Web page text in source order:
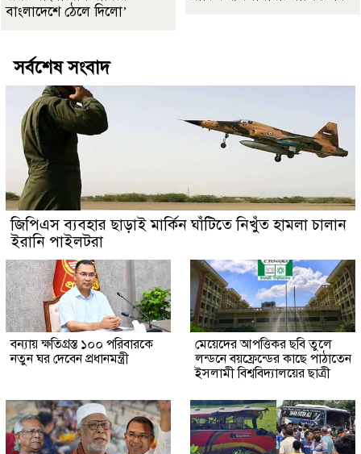
বাংলাদেশে ঠেলে দিলো’
সর্বশেষ সংবাদ
জিপিএস ব্যবহার ছাড়াই মার্কিন ঘাঁটিতে নিখুঁত হামলা চালান
ইরানি পাইলটরা
বন্যায় ক্ষতিগ্রস্ত ১০০ পরিবারকে
নতুন ঘর দেবেন প্রধানমন্ত্রী
মেয়েদের আপত্তিকর ছবি তুলে
লন্ডনে বয়ফ্রেন্ডের কাছে পাঠাতেন
ইসলামী বিশ্ববিদ্যালয়ের ছাত্রী